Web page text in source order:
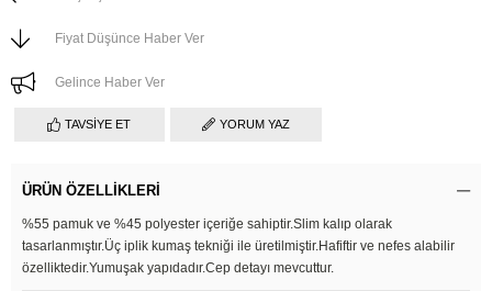
Fiyat Düşünce Haber Ver
Gelince Haber Ver
TAVSIYE ET YORUM YAZ
ÜRÜN ÖZELLIKLERI
%55 pamuk ve %45 polyester içeriğe sahiptir.Slim kalıp olarak
tasarlanmıştır.Üç iplik kumaş tekniği ile üretilmiştir.Hafiftir ve nefes alabilir
özelliktedir.Yumuşak yapıdadır.Cep detayı mevcuttur.